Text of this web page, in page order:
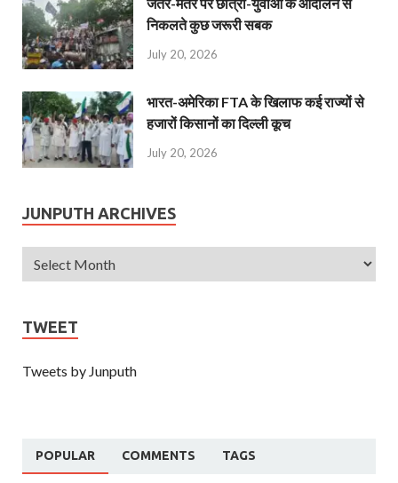
निकलते कुछ जरूरी सबक
July 20, 2026
भारत-अमेरिका FTA के खिलाफ कई राज्यों से
हजारों किसानों का दिल्ली कूच
July 20, 2026
JUNPUTH ARCHIVES
TWEET
Tweets by Junputh
POPULAR COMMENTS TAGS